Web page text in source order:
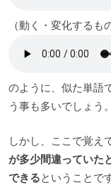
（動く・変化するも
のように、似た単語
う事も多いでしょう。
しかし、ここで覚え
が多少間違っていた
できるということです